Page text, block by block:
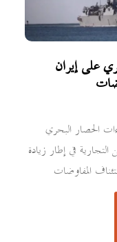
على إيران
الحصار البحري
في إطار زيادة
المفاوضات